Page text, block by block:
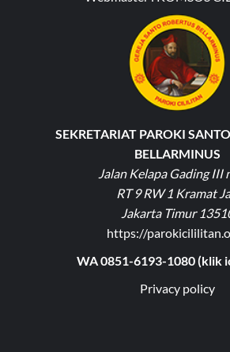
SEKRETARIAT PAROKI
BELLARMINUS
Jalan Kelapa Gading III
RT 9 RW 1 Kramat
Jakarta Timur
https://
WA 0851-6193-1080 (klik
Privacy policy